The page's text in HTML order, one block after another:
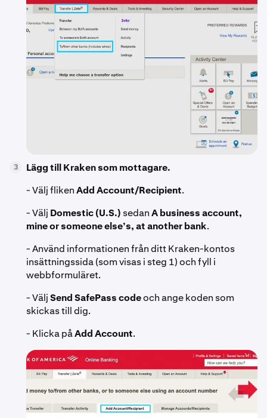
3
Lägg till Kraken som mottagare.
- Välj flikenAdd Account/Recipient.
- Välj Domestic (U.S.) sedanA business account,
mine or someone else’s, at another bank.
- Använd informationen från ditt Kraken-kontos
insättningssida (som visas i steg 1) och fyll i
webbformuläret.
- VäljSend SafePass codeoch ange koden som
skickas till dig.
- Klicka påAdd Account.